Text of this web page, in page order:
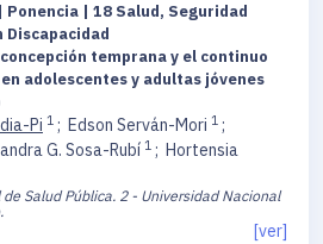
| 18 Salud, Seguridad
Discapacidad
temprana y el continuo
adolescentes y adultas jóvenes
Pi 1 ; Edson Serván-Mori 1 ;
G. Sosa-Rubí 1 ; Hortensia
Salud Pública. 2 - Universidad Nacional
[ver]